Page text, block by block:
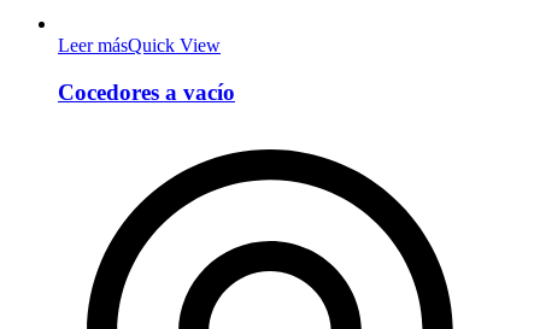
Leer másQuick View
Cocedores a vacío